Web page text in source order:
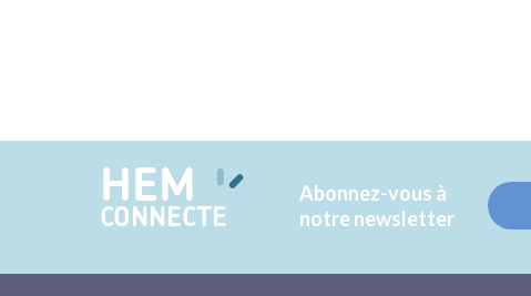
HEM
CONNECTE
Abonnez-vous à
notre newsletter